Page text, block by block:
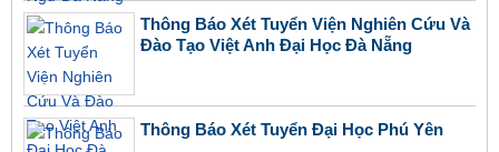
Thông Báo Xét Tuyển Viện Nghiên Cứu Và
Đào Tạo Việt Anh Đại Học Đà Nẵng
Thông Báo Xét Tuyển Đại Học Phú Yên